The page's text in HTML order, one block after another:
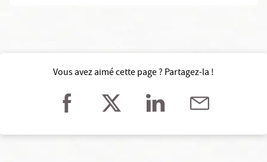
Vous avez aimé cette page ? Partagez-la !